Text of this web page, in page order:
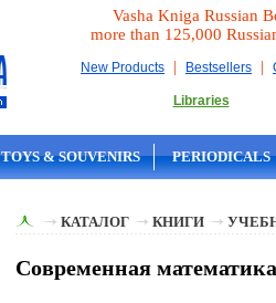
Vasha Kniga Russian
more than 125,000
New Products | Bestsellers |
Libraries
TOYS & SOUVENIRS PERIODICALS
КАТАЛОГ КНИГИ
Современная